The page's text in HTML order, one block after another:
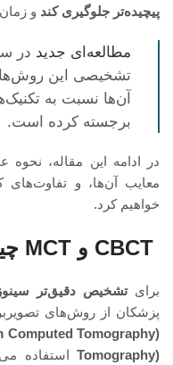
پیچیده‌تر جلوگیری کند و
مطالعه‌ای جدید
تشخیصی این روش‌های
آن‌ها نسبت به
برجسته کرده است.
در ادامه این مقاله، نحوه
خواهیم کرد.
CBCT و MCT چیستند؟
برایتشخیص دقیق‌تر
پزشکان از روش‌های
Computed Tomography)
Tomography) استفاده